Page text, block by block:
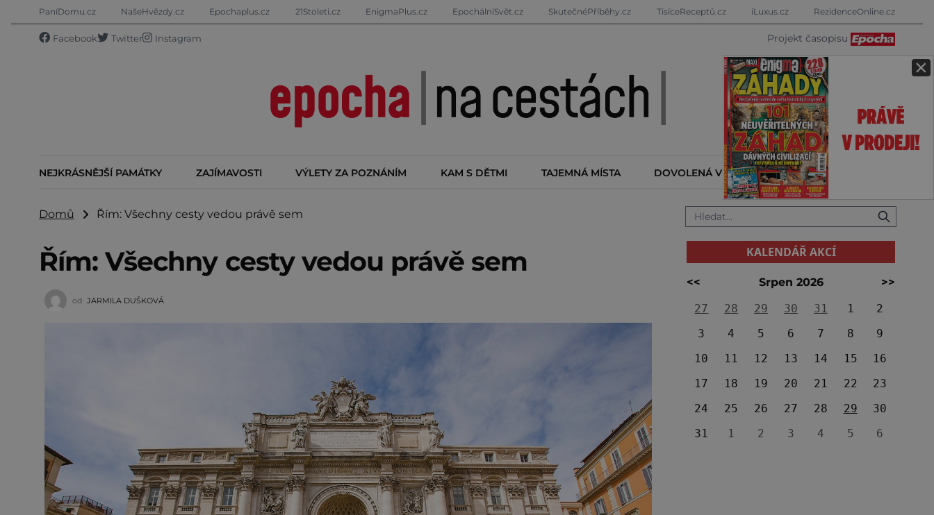
×
PaníDomu.cz NašeHvězdy.cz Epochaplus.cz 21Stoleti.cz EnigmaPlus.cz EpochálníSvět.cz SkutečnéPříběhy.cz TisíceReceptů.cz iLuxus.cz RezidenceOnline.cz
Facebook Twitter Instagram Projekt časopisu
NEJKRÁSNĚJŠÍ PAMÁTKY ZAJÍMAVOSTI VÝLETY ZA POZNÁNÍM KAM S DĚTMI TAJEMNÁ MÍSTA DOVOLENÁ V ZAHRANIČÍ KALENDÁŘ AKCÍ
Domů Řím: Všechny cesty vedou právě sem
Řím: Všechny cesty vedou právě sem
od JARMILA DUŠKOVÁ
KALENDÁŘ AKCÍ
<< Srpen 2026
>>
27
28 29 30 31 1
2
3
4 5 6 7 8
9
10
11 12 13 14 15
16
17
18 19 20 21 22
23
24
25 26 27 28 29
30
31
1 2 3 4 5 6